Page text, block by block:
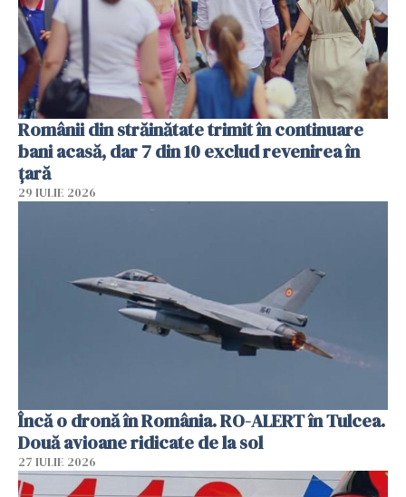
Românii din străinătate trimit în continuare
bani acasă, dar 7 din 10 exclud revenirea în
țară
29 IULIE 2026
Încă o dronă în România. RO-ALERT în Tulcea.
Două avioane ridicate de la sol
27 IULIE 2026